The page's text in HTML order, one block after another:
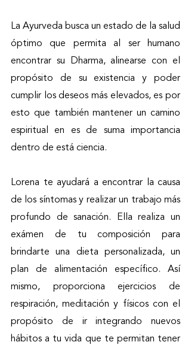
La Ayurveda busca un estado de la salud
óptimo que permita al ser humano
encontrar su Dharma, alinearse con el
propósito de su existencia y poder
cumplir los deseos más elevados, es por
esto que también mantener un camino
espiritual en es de suma importancia
dentro de está ciencia.
Lorena te ayudará a encontrar la causa
de los síntomas y realizar un trabajo más
profundo de sanación. Ella realiza un
exámen de tu composición para
brindarte una dieta personalizada, un
plan de alimentación específico. Así
mismo, proporciona ejercicios de
respiración, meditación y físicos con el
propósito de ir integrando nuevos
hábitos a tu vida que te permitan tener